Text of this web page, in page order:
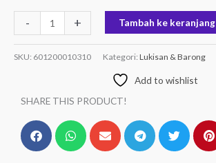
- + Tambah ke keranjang
SKU: 601200010310 Kategori: Lukisan & Barong
Add to wishlist
SHARE THIS PRODUCT!